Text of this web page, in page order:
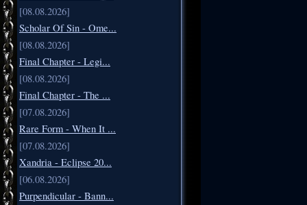
[08.08.2026]
Scholar Of Sin - Ome...
[08.08.2026]
Final Chapter - Legi...
[08.08.2026]
Final Chapter - The ...
[07.08.2026]
Rare Form - When It ...
[07.08.2026]
Xandria - Eclipse 20...
[06.08.2026]
Purpendicular - Bann...